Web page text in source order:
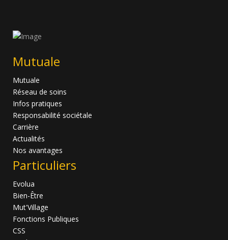
Mutuale
Mutuale
Réseau de soins
Infos pratiques
Responsabilité sociétale
Carrière
Actualités
Nos avantages
Particuliers
Evolua
Bien-Être
Mut'Village
Fonctions Publiques
CSS